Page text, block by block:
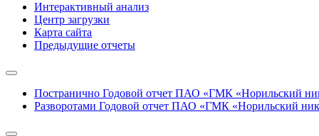
Интерактивный анализ
Центр загрузки
Карта сайта
Предыдущие отчеты
Постранично Годовой отчет ПАО «ГМК «Норильский
Разворотами Годовой отчет ПАО «ГМК «Норильский